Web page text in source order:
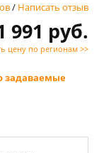
/ Написать отзыв
991 руб.
цену по регионам >>
задаваемые